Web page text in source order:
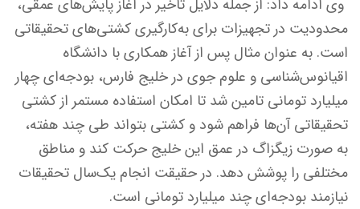
وی ادامه داد: از جمله دلایل تأخیر در آغاز پایش‌های عمقی،
محدودیت در تجهیزات برای به‌کارگیری کشتی‌های تحقیقاتی
است. به عنوان مثال پس از آغاز همکاری با دانشگاه
اقیانوس‌شناسی و علوم جوی در خلیج فارس، بودجه‌ای چهار
میلیارد تومانی تامین شد تا امکان استفاده مستمر از کشتی
تحقیقاتی آن‌ها فراهم شود و کشتی بتواند طی چند هفته،
به صورت زیگزاگ در عمق این خلیج حرکت کند و مناطق
مختلفی را پوشش دهد. در حقیقت انجام یک‌سال تحقیقات
نیازمند بودجه‌ای چند میلیارد تومانی است.